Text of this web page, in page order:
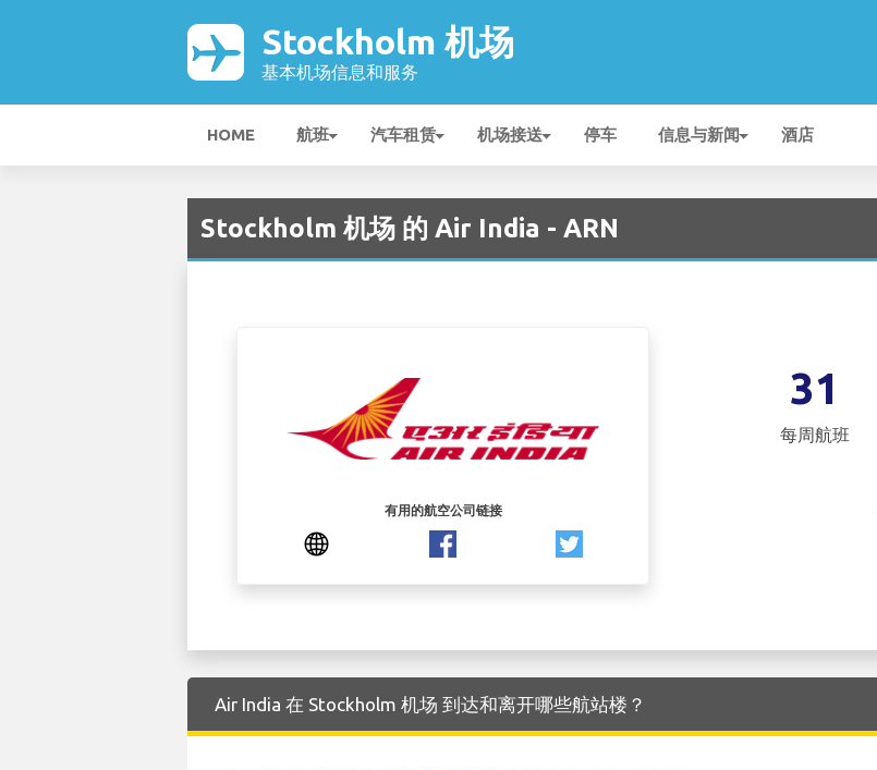
Stockholm 机场
基本机场信息和服务
HOME 航班 汽车租赁 机场接送 停车 信息与新闻 酒店
Stockholm 机场 的 Air India - ARN
有用的航空公司链接
31
每周航班
Air India 在 Stockholm 机场 到达和离开哪些航站楼？